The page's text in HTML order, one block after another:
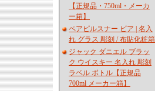
【正規品・750ml・メーカ
ー箱】
ペアピルスナー ビア | 名入
れ グラス 彫刻 / 布貼化粧箱
ジャック ダニエル ブラッ
ク ウイスキー 名入れ 彫刻
ラベル ボトル【正規品
700ml メーカー箱】